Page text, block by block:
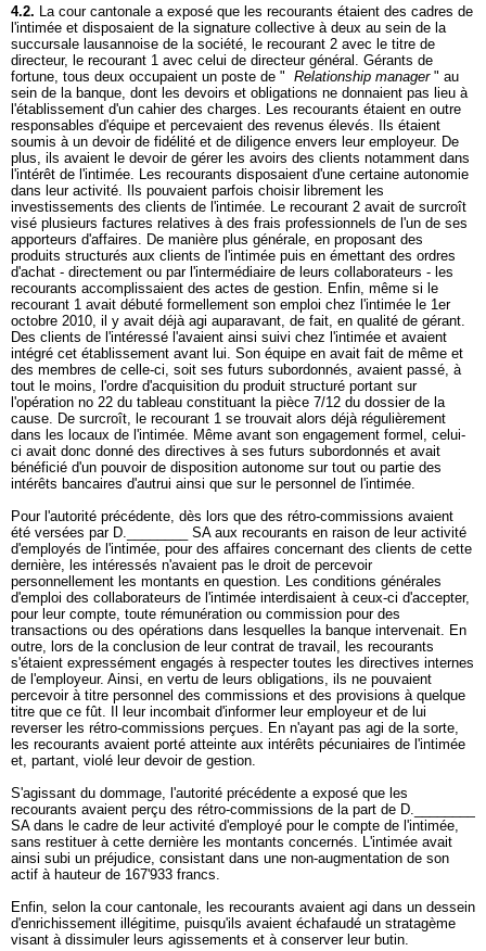
4.2. La cour cantonale a exposé que les recourants étaient des cadres de
l'intimée et disposaient de la signature collective à deux au sein de la
succursale lausannoise de la société, le recourant 2 avec le titre de
directeur, le recourant 1 avec celui de directeur général. Gérants de
fortune, tous deux occupaient un poste de " Relationship manager" au
sein de la banque, dont les devoirs et obligations ne donnaient pas lieu à
l'établissement d'un cahier des charges. Les recourants étaient en outre
responsables d'équipe et percevaient des revenus élevés. Ils étaient
soumis à un devoir de fidélité et de diligence envers leur employeur. De
plus, ils avaient le devoir de gérer les avoirs des clients notamment dans
l'intérêt de l'intimée. Les recourants disposaient d'une certaine autonomie
dans leur activité. Ils pouvaient parfois choisir librement les
investissements des clients de l'intimée. Le recourant 2 avait de surcroît
visé plusieurs factures relatives à des frais professionnels de l'un de ses
apporteurs d'affaires. De manière plus générale, en proposant des
produits structurés aux clients de l'intimée puis en émettant des ordres
d'achat - directement ou par l'intermédiaire de leurs collaborateurs - les
recourants accomplissaient des actes de gestion. Enfin, même si le
recourant 1 avait débuté formellement son emploi chez l'intimée le 1er
octobre 2010, il y avait déjà agi auparavant, de fait, en qualité de gérant.
Des clients de l'intéressé l'avaient ainsi suivi chez l'intimée et avaient
intégré cet établissement avant lui. Son équipe en avait fait de même et
des membres de celle-ci, soit ses futurs subordonnés, avaient passé, à
tout le moins, l'ordre d'acquisition du produit structuré portant sur
l'opération no 22 du tableau constituant la pièce 7/12 du dossier de la
cause. De surcroît, le recourant 1 se trouvait alors déjà régulièrement
dans les locaux de l'intimée. Même avant son engagement formel, celui-
ci avait donc donné des directives à ses futurs subordonnés et avait
bénéficié d'un pouvoir de disposition autonome sur tout ou partie des
intérêts bancaires d'autrui ainsi que sur le personnel de l'intimée.
Pour l'autorité précédente, dès lors que des rétro-commissions avaient
été versées par D.________ SA aux recourants en raison de leur activité
d'employés de l'intimée, pour des affaires concernant des clients de cette
dernière, les intéressés n'avaient pas le droit de percevoir
personnellement les montants en question. Les conditions générales
d'emploi des collaborateurs de l'intimée interdisaient à ceux-ci d'accepter,
pour leur compte, toute rémunération ou commission pour des
transactions ou des opérations dans lesquelles la banque intervenait. En
outre, lors de la conclusion de leur contrat de travail, les recourants
s'étaient expressément engagés à respecter toutes les directives internes
de l'employeur. Ainsi, en vertu de leurs obligations, ils ne pouvaient
percevoir à titre personnel des commissions et des provisions à quelque
titre que ce fût. Il leur incombait d'informer leur employeur et de lui
reverser les rétro-commissions perçues. En n'ayant pas agi de la sorte,
les recourants avaient porté atteinte aux intérêts pécuniaires de l'intimée
et, partant, violé leur devoir de gestion.
S'agissant du dommage, l'autorité précédente a exposé que les
recourants avaient perçu des rétro-commissions de la part de D.________
SA dans le cadre de leur activité d'employé pour le compte de l'intimée,
sans restituer à cette dernière les montants concernés. L'intimée avait
ainsi subi un préjudice, consistant dans une non-augmentation de son
actif à hauteur de 167'933 francs.
Enfin, selon la cour cantonale, les recourants avaient agi dans un dessein
d'enrichissement illégitime, puisqu'ils avaient échafaudé un stratagème
visant à dissimuler leurs agissements et à conserver leur butin.